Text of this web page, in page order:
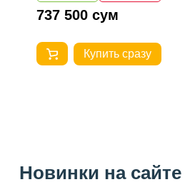
3 450 000 сум
Купить сразу
Новинки на сайте